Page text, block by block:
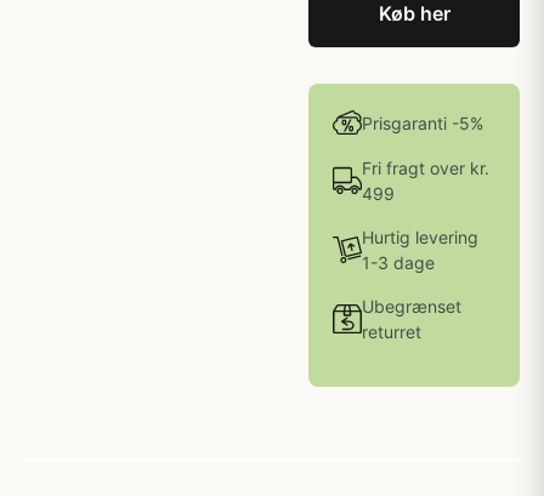
Køb her
Prisgaranti -5%
Fri fragt over kr.
499
Hurtig levering
1-3 dage
Ubegrænset
returret